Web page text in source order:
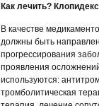
Как лечить?
В качестве
должны быть
прогрессирования
проявления
используются:
тромболитическая